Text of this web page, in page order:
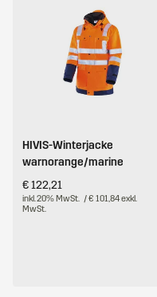
HIVIS-Winterjacke
warnorange/marine
€ 122,21
inkl. 20% MwSt. / € 101,84 exkl.
MwSt.